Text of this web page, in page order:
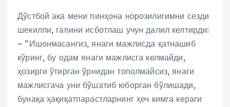
Дўстбой ака мени пинҳона норозилигимни сезди
шекилли, гапини исботлаш учун далил келтирди:
– “Ишонмасангиз, янаги мажлисда қатнашиб
кўринг, бу одам янаги мажлисга келмайди,
ҳозирги ўтирган ўрнидан тополмайсиз, янаги
мажлисгача уни бўшатиб юборган бўлишади,
бунақа ҳақиқатпарастларнинг ҳеч кимга кераги